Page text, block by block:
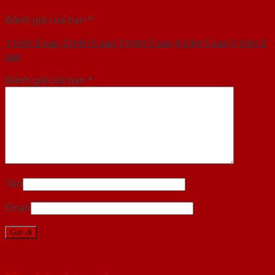
Đánh giá của bạn *
1 trên 5 sao 2 trên 5 sao 3 trên 5 sao 4 trên 5 sao 5 trên 5
sao
Đánh giá của bạn *
Tên
Email